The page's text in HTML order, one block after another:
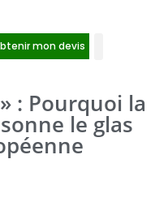
mon devis
: Pourquoi la
le glas